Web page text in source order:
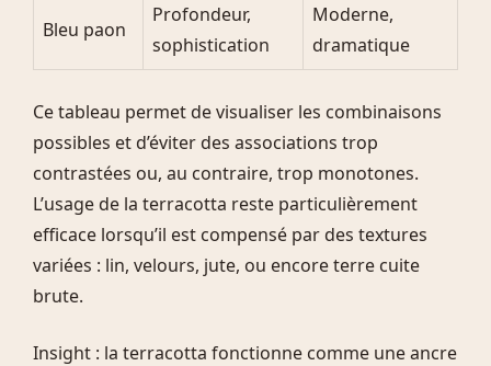
Bleu paon
Profondeur,
sophistication
Moderne,
dramatique
Ce tableau permet de visualiser les combinaisons
possibles et d’éviter des associations trop
contrastées ou, au contraire, trop monotones.
L’usage de la terracotta reste particulièrement
efficace lorsqu’il est compensé par des textures
variées : lin, velours, jute, ou encore terre cuite
brute.
Insight : la terracotta fonctionne comme une ancre